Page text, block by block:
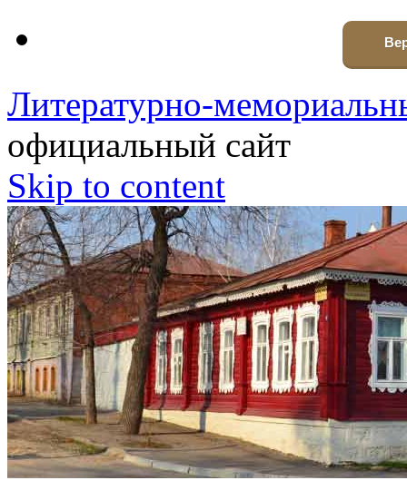
Литературно-
официальный сайт
Skip to content